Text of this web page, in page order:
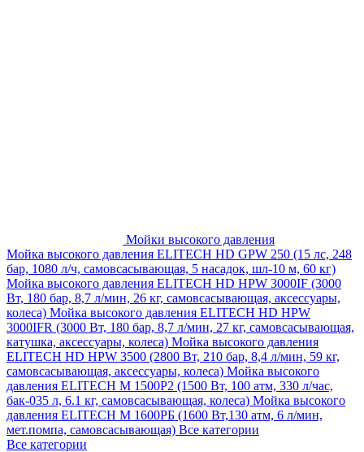
Мойки высокого давления
Мойка высокого давления ELITECH HD GPW 250 (15 лс, 248
бар, 1080 л/ч, самовсасывающая, 5 насадок, шл-10 м, 60 кг)
Мойка высокого давления ELITECH HD HPW 3000IF (3000
Вт, 180 бар, 8,7 л/мин, 26 кг, самовсасывающая, аксессуары,
колеса) Мойка высокого давления ELITECH HD HPW
3000IFR (3000 Вт, 180 бар, 8,7 л/мин, 27 кг, самовсасывающая,
катушка, аксессуары, колеса) Мойка высокого давления
ELITECH HD HPW 3500 (2800 Вт, 210 бар, 8,4 л/мин, 59 кг,
самовсасывающая, аксессуары, колеса) Мойка высокого
давления ELITECH M 1500P2 (1500 Вт, 100 атм, 330 л/час,
бак-035 л, 6.1 кг, самовсасывающая, колеса) Мойка высокого
давления ELITECH М 1600РБ (1600 Вт,130 атм, 6 л/мин,
мет.помпа, самовсасывающая) Все категории
Все категории